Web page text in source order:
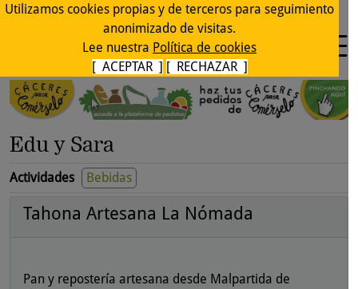
Utilizamos cookies propias y de terceros para seguimiento
anonimizado de visitas.
Lee nuestra Política de cookies
[ ACEPTAR ] [ RECHAZAR ]
Edu y Sara
Actividades Bebidas
Tahona Artesana La Nómada
Pan y repostería artesana desde Malpartida de